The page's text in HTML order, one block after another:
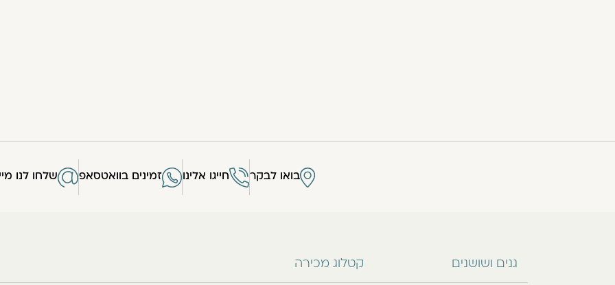
גנים ושושנים קטלוג מכירה
בואו לבקר חייגו אלינו זמינים בוואטסאפ שלחו לנו